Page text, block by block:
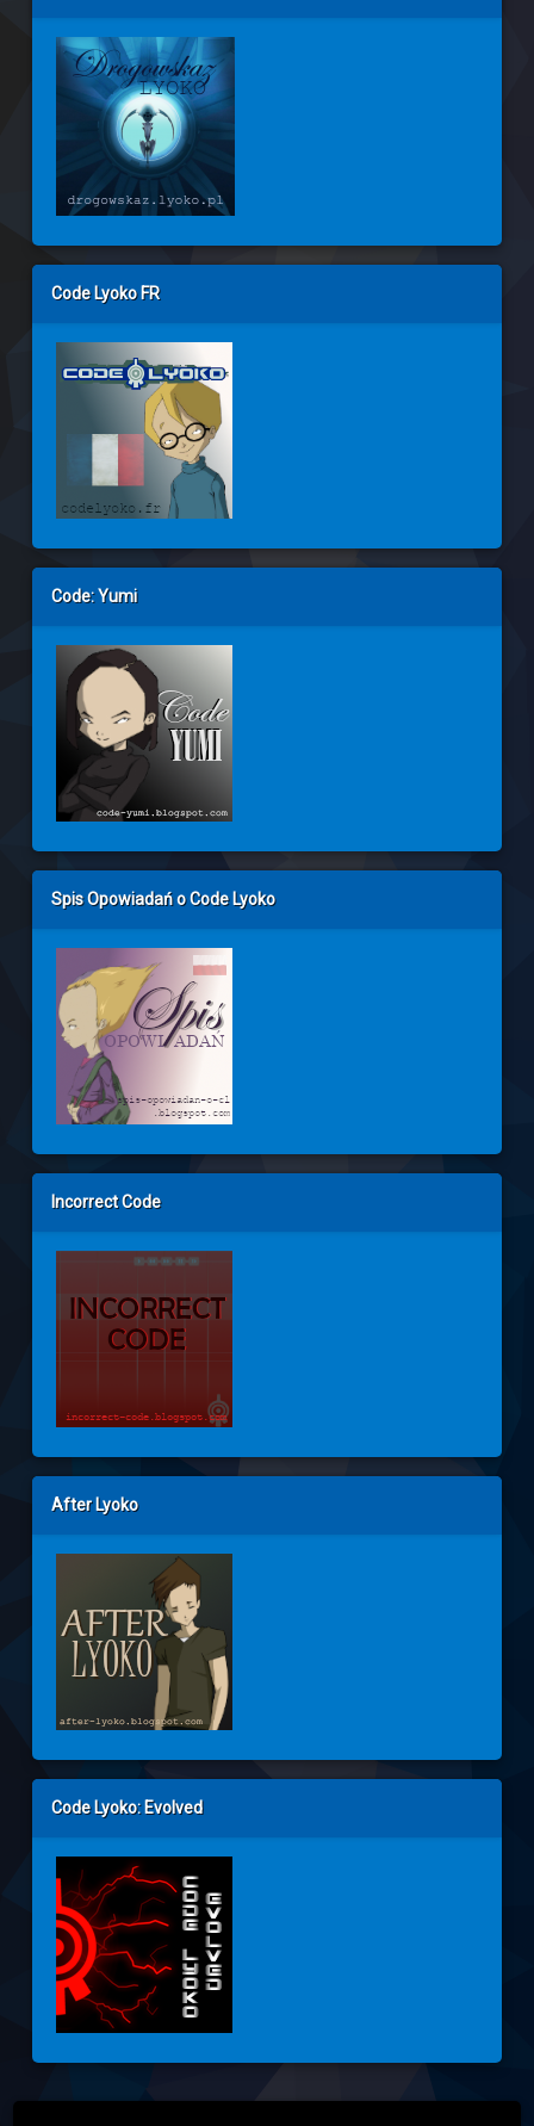
Code Lyoko FR
Code: Yumi
Spis Opowiadań o Code Lyoko
Incorrect Code
After Lyoko
Code Lyoko: Evolved